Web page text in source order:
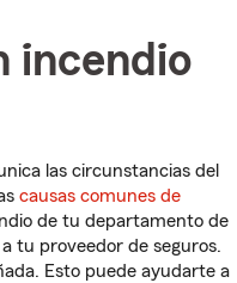
incendio
las circunstancias del
causas comunes de
de tu departamento de
tu proveedor de seguros.
Esto puede ayudarte a